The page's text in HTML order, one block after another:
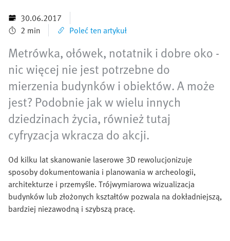
30.06.2017
2 min
Poleć ten artykuł
Metrówka, ołówek, notatnik i dobre oko -
nic więcej nie jest potrzebne do
mierzenia budynków i obiektów. A może
jest? Podobnie jak w wielu innych
dziedzinach życia, również tutaj
cyfryzacja wkracza do akcji.
Od kilku lat skanowanie laserowe 3D rewolucjonizuje
sposoby dokumentowania i planowania w archeologii,
architekturze i przemyśle. Trójwymiarowa wizualizacja
budynków lub złożonych kształtów pozwala na dokładniejszą,
bardziej niezawodną i szybszą pracę.